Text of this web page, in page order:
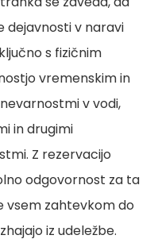
dejavnosti v naravi
s fizičnim
vremenskim in
v vodi,
in drugimi
Z rezervacijo
odgovornost za ta
vsem zahtevkom do
iz udeležbe.